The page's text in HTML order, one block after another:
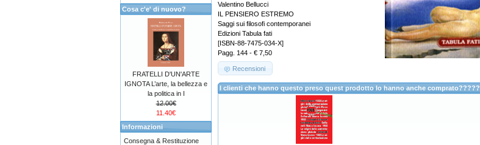
Valentino Bellucci
IL PENSIERO ESTREMO
Saggi sui filosofi contemporanei
Edizioni Tabula fati
[ISBN-88-7475-034-X]
Pagg. 144 - € 7,50
Recensioni
I clienti che hanno questo preso quest prodotto lo hanno anche comprato?????
Cosa c'e' di nuovo?
FRATELLI D'UN'ARTE
IGNOTA L’arte, la bellezza e
la politica in I
12.00€
11.40€
Informazioni
Consegna & Restituzione